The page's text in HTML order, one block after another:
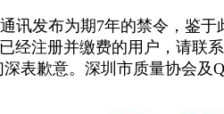
发布为期7年的禁令，鉴于
经注册并缴费的用户，请联
表歉意。深圳市质量协会及